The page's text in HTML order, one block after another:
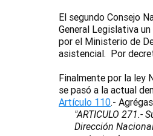
El segundo Consejo
General Legislativa
por el Ministerio de
asistencial. Por
Finalmente por la ley
se pasó a la actual
Artículo 110.-
"ARTICULO
Dirección